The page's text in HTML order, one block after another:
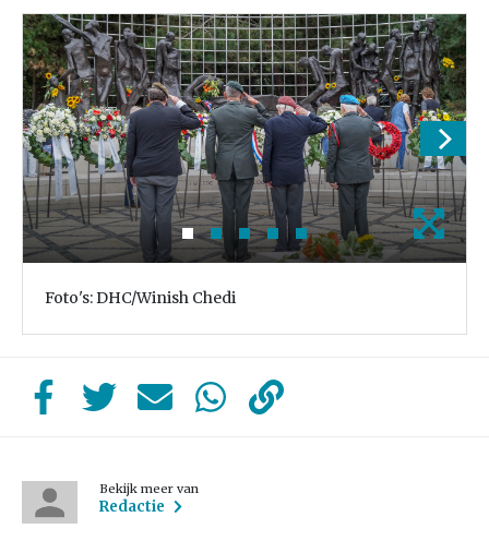
Foto's: DHC/Winish Chedi
Bekijk meer van
Redactie